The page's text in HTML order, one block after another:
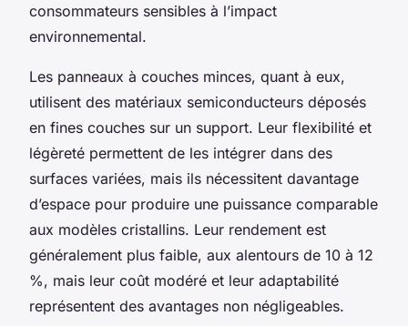
consommateurs sensibles à l’impact
environnemental.
Les panneaux à couches minces, quant à eux,
utilisent des matériaux semiconducteurs déposés
en fines couches sur un support. Leur flexibilité et
légèreté permettent de les intégrer dans des
surfaces variées, mais ils nécessitent davantage
d’espace pour produire une puissance comparable
aux modèles cristallins. Leur rendement est
généralement plus faible, aux alentours de 10 à 12
%, mais leur coût modéré et leur adaptabilité
représentent des avantages non négligeables.